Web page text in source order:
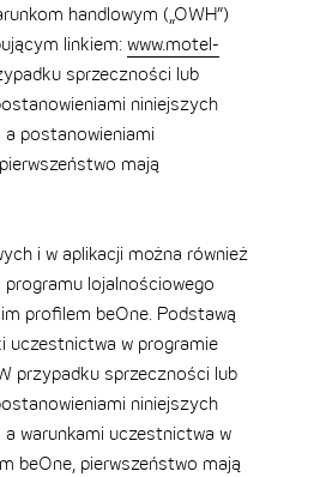
handlowym („OWH”)
linkiem:www.motel-
sprzeczności lub
niniejszych
a postanowieniami
mają
i w aplikacji można również
lojalnościowego
profilem beOne. Podstawą
uczestnictwa w programie
przypadku sprzeczności lub
niniejszych
a warunkami uczestnictwa w
beOne, pierwszeństwo mają